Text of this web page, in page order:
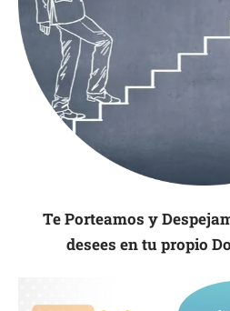
Te Porteamos y
desees en tu propio